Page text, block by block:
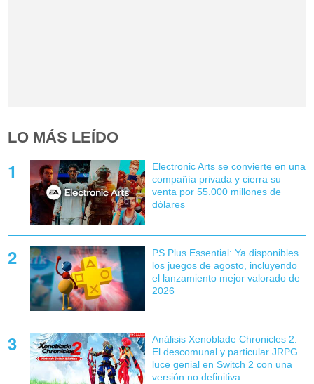
LO MÁS LEÍDO
Electronic Arts se convierte en una
compañía privada y cierra su
venta por 55.000 millones de
dólares
PS Plus Essential: Ya disponibles
los juegos de agosto, incluyendo
el lanzamiento mejor valorado de
2026
Análisis Xenoblade Chronicles 2:
El descomunal y particular JRPG
luce genial en Switch 2 con una
versión no definitiva